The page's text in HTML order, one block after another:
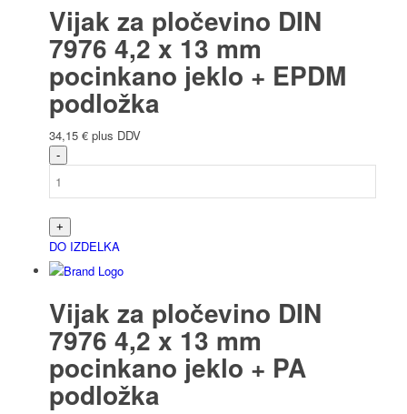
Vijak za pločevino DIN
7976 4,2 x 13 mm
pocinkano jeklo + EPDM
podložka
34,15 € plus DDV
DO IZDELKA
Vijak za pločevino DIN
7976 4,2 x 13 mm
pocinkano jeklo + PA
podložka